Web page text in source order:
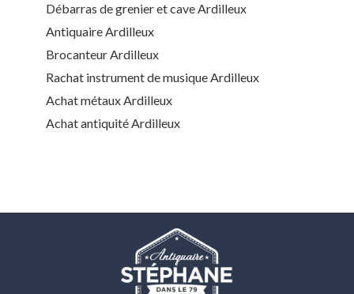
Débarras de grenier et cave Ardilleux
Antiquaire Ardilleux
Brocanteur Ardilleux
Rachat instrument de musique Ardilleux
Achat métaux Ardilleux
Achat antiquité Ardilleux